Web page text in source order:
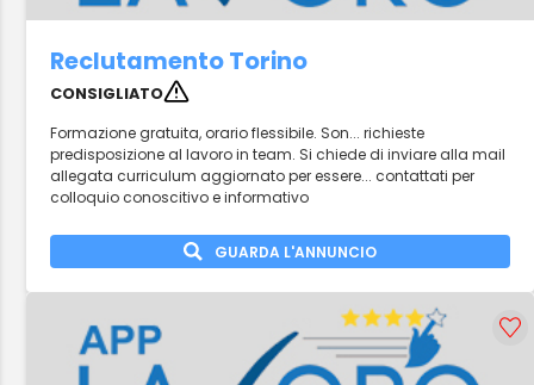
Reclutamento Torino
CONSIGLIATO
Formazione gratuita, orario flessibile. Son... richieste
predisposizione al lavoro in team. Si chiede di inviare alla mail
allegata curriculum aggiornato per essere... contattati per
colloquio conoscitivo e informativo
GUARDA L'ANNUNCIO